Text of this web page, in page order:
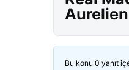
Bu konu 0 yanıt